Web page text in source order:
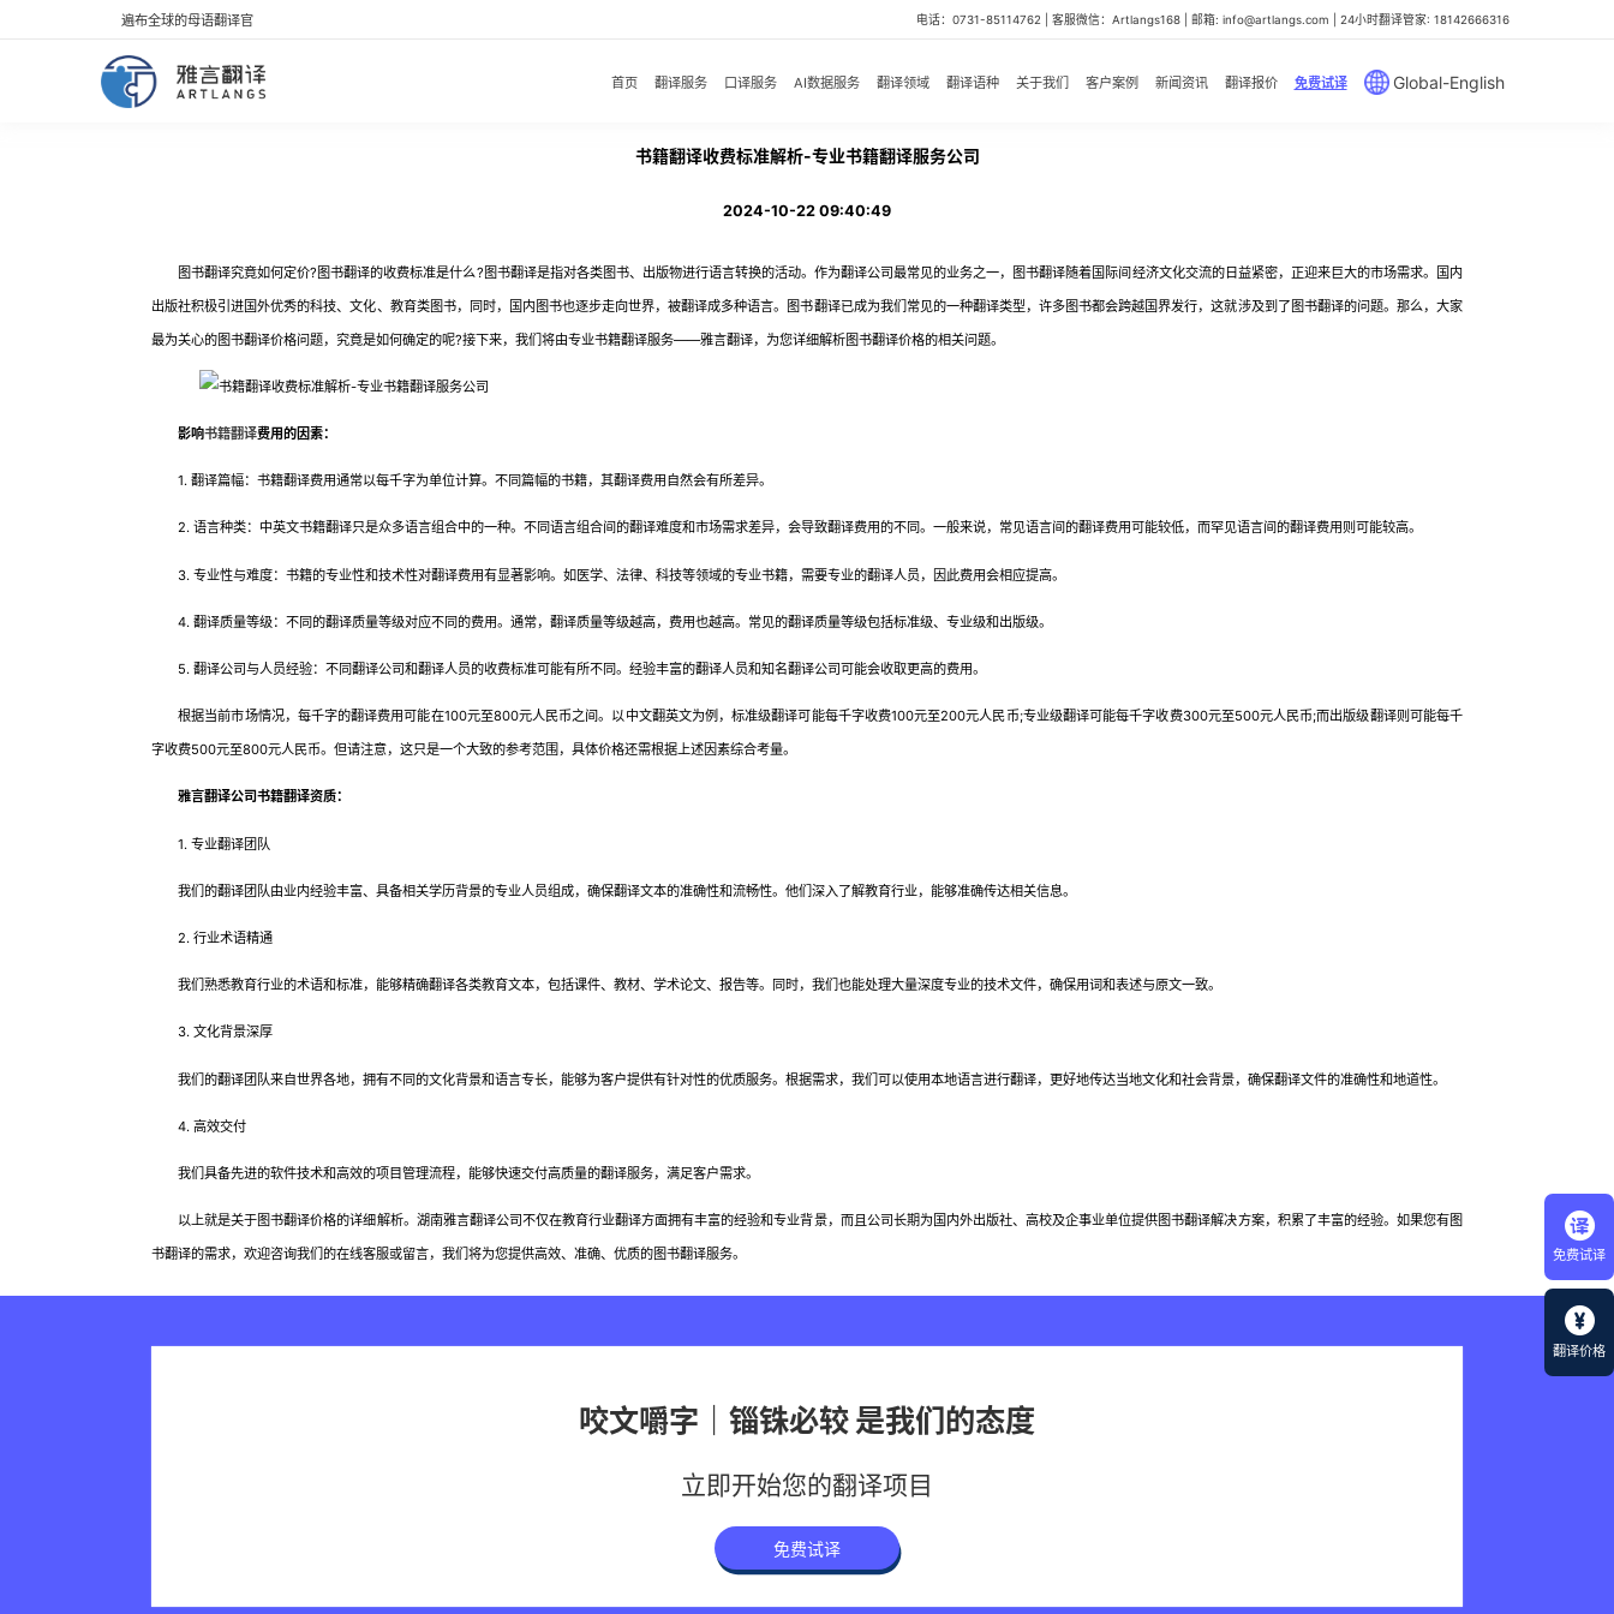
免费试译
翻译价格
遍布全球的母语翻译官 电话：0731-85114762 | 客服微信：Artlangs168 | 邮箱: info@artlangs.com | 24小时翻译管家: 18142666316
首页 翻译服务 口译服务 AI数据服务 翻译领域 翻译语种 关于我们 客户案例 新闻资讯 翻译报价 免费试译 Global-English
书籍翻译收费标准解析-专业书籍翻译服务公司
2024-10-22 09:40:49
图书翻译究竟如何定价?图书翻译的收费标准是什么?图书翻译是指对各类图书、出版物进行语言转换的活动。作为翻译公司最常见的业务之一，图书翻译随着国际间经济文化交流的日益紧密，正迎来巨大的市场需求。国内
出版社积极引进国外优秀的科技、文化、教育类图书，同时，国内图书也逐步走向世界，被翻译成多种语言。图书翻译已成为我们常见的一种翻译类型，许多图书都会跨越国界发行，这就涉及到了图书翻译的问题。那么，大家
最为关心的图书翻译价格问题，究竟是如何确定的呢?接下来，我们将由专业书籍翻译服务——雅言翻译，为您详细解析图书翻译价格的相关问题。
影响书籍翻译费用的因素：
1. 翻译篇幅：书籍翻译费用通常以每千字为单位计算。不同篇幅的书籍，其翻译费用自然会有所差异。
2. 语言种类：中英文书籍翻译只是众多语言组合中的一种。不同语言组合间的翻译难度和市场需求差异，会导致翻译费用的不同。一般来说，常见语言间的翻译费用可能较低，而罕见语言间的翻译费用则可能较高。
3. 专业性与难度：书籍的专业性和技术性对翻译费用有显著影响。如医学、法律、科技等领域的专业书籍，需要专业的翻译人员，因此费用会相应提高。
4. 翻译质量等级：不同的翻译质量等级对应不同的费用。通常，翻译质量等级越高，费用也越高。常见的翻译质量等级包括标准级、专业级和出版级。
5. 翻译公司与人员经验：不同翻译公司和翻译人员的收费标准可能有所不同。经验丰富的翻译人员和知名翻译公司可能会收取更高的费用。
根据当前市场情况，每千字的翻译费用可能在100元至800元人民币之间。以中文翻英文为例，标准级翻译可能每千字收费100元至200元人民币;专业级翻译可能每千字收费300元至500元人民币;而出版级翻译则可能每千
字收费500元至800元人民币。但请注意，这只是一个大致的参考范围，具体价格还需根据上述因素综合考量。
雅言翻译公司书籍翻译资质：
1. 专业翻译团队
我们的翻译团队由业内经验丰富、具备相关学历背景的专业人员组成，确保翻译文本的准确性和流畅性。他们深入了解教育行业，能够准确传达相关信息。
2. 行业术语精通
我们熟悉教育行业的术语和标准，能够精确翻译各类教育文本，包括课件、教材、学术论文、报告等。同时，我们也能处理大量深度专业的技术文件，确保用词和表述与原文一致。
3. 文化背景深厚
我们的翻译团队来自世界各地，拥有不同的文化背景和语言专长，能够为客户提供有针对性的优质服务。根据需求，我们可以使用本地语言进行翻译，更好地传达当地文化和社会背景，确保翻译文件的准确性和地道性。
4. 高效交付
我们具备先进的软件技术和高效的项目管理流程，能够快速交付高质量的翻译服务，满足客户需求。
以上就是关于图书翻译价格的详细解析。湖南雅言翻译公司不仅在教育行业翻译方面拥有丰富的经验和专业背景，而且公司长期为国内外出版社、高校及企事业单位提供图书翻译解决方案，积累了丰富的经验。如果您有图
书翻译的需求，欢迎咨询我们的在线客服或留言，我们将为您提供高效、准确、优质的图书翻译服务。
咬文嚼字｜锱铢必较 是我们的态度
立即开始您的翻译项目
免费试译